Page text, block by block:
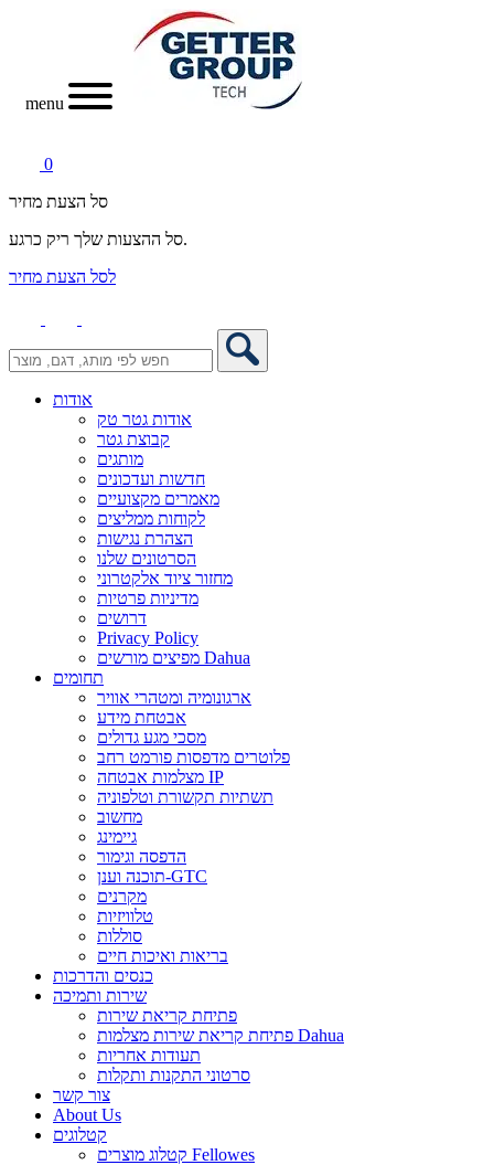
menu
0
סל הצעת מחיר
סל ההצעות שלך ריק כרגע.
לסל הצעת מחיר
אודות
אודות גטר טק
קבוצת גטר
מותגים
חדשות ועדכונים
מאמרים מקצועיים
לקוחות ממליצים
הצהרת נגישות
הסרטונים שלנו
מחזור ציוד אלקטרוני
מדיניות פרטיות
דרושים
Privacy Policy
מפיצים מורשים Dahua
תחומים
ארגונומיה ומטהרי אוויר
אבטחת מידע
מסכי מגע גדולים
פלוטרים מדפסות פורמט רחב
מצלמות אבטחה IP
תשתיות תקשורת וטלפוניה
מחשוב
גיימינג
הדפסה וגימור
תוכנה וענן-GTC
מקרנים
טלוויזיות
סוללות
בריאות ואיכות חיים
כנסים והדרכות
שירות ותמיכה
פתיחת קריאת שירות
פתיחת קריאת שירות מצלמות Dahua
תעודות אחריות
סרטוני התקנות ותקלות
צור קשר
About Us
קטלוגים
קטלוג מוצרים Fellowes